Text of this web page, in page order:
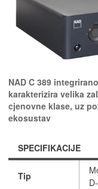
NAD C 389
karakterizira velika
cjenovne klase, uz
ekosustav
SPECIFIKACIJE
Tip